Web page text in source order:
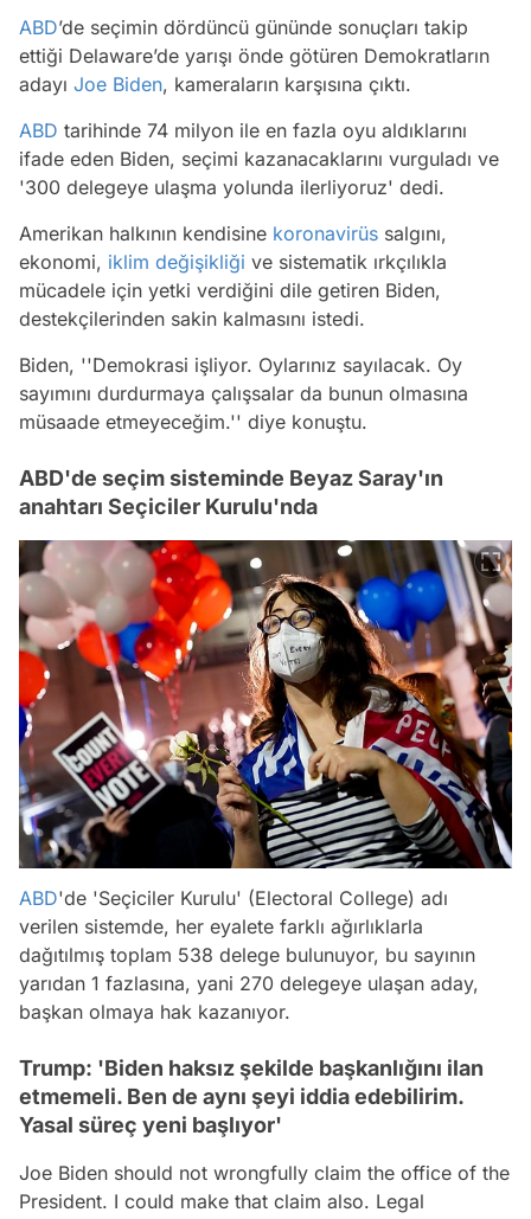
ABD’de seçimin dördüncü gününde sonuçları takip
ettiği Delaware’de yarışı önde götüren Demokratların
adayı Joe Biden, kameraların karşısına çıktı.
ABD tarihinde 74 milyon ile en fazla oyu aldıklarını
ifade eden Biden, seçimi kazanacaklarını vurguladı ve
'300 delegeye ulaşma yolunda ilerliyoruz' dedi.
Amerikan halkının kendisine koronavirüs salgını,
ekonomi, iklim değişikliği ve sistematik ırkçılıkla
mücadele için yetki verdiğini dile getiren Biden,
destekçilerinden sakin kalmasını istedi.
Biden, ''Demokrasi işliyor. Oylarınız sayılacak. Oy
sayımını durdurmaya çalışsalar da bunun olmasına
müsaade etmeyeceğim.'' diye konuştu.
ABD'de seçim sisteminde Beyaz Saray'ın
anahtarı Seçiciler Kurulu'nda
ABD'de 'Seçiciler Kurulu' (Electoral College) adı
verilen sistemde, her eyalete farklı ağırlıklarla
dağıtılmış toplam 538 delege bulunuyor, bu sayının
yarıdan 1 fazlasına, yani 270 delegeye ulaşan aday,
başkan olmaya hak kazanıyor.
Trump: 'Biden haksız şekilde başkanlığını ilan
etmemeli. Ben de aynı şeyi iddia edebilirim.
Yasal süreç yeni başlıyor'
Joe Biden should not wrongfully claim the office of the
President. I could make that claim also. Legal